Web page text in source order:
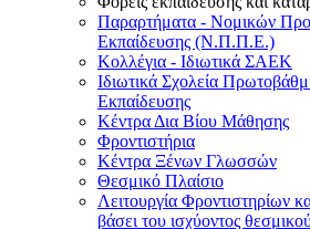
Παραρτήματα - Νομικών
Εκπαίδευσης (Ν.Π.Π.Ε.)
Κολλέγια - Ιδιωτικά ΣΑΕΚ
Ιδιωτικά Σχολεία
Εκπαίδευσης
Κέντρα Δια Βίου Μάθησης
Φροντιστήρια
Κέντρα Ξένων Γλωσσών
Θεσμικό Πλαίσιο
Λειτουργία
βάσει του ισχύοντος